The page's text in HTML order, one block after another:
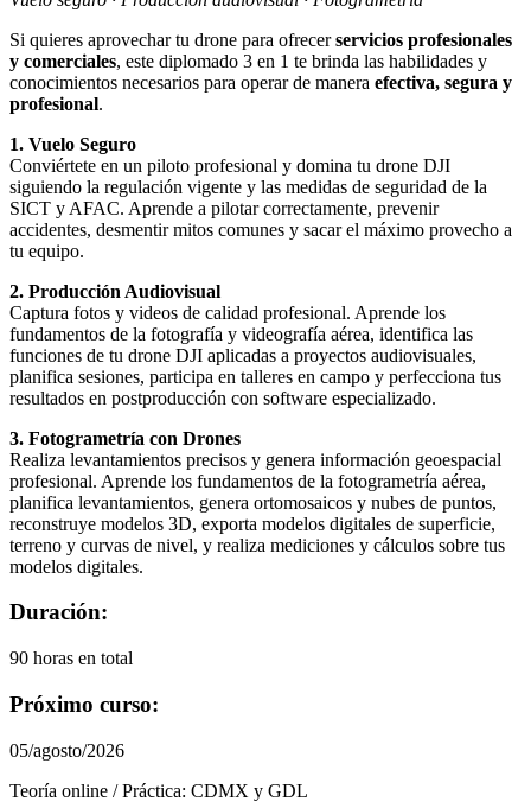
Si quieres aprovechar tu drone para ofrecerservicios profesionales
y comerciales, este diplomado 3 en 1 te brinda las habilidades y
conocimientos necesarios para operar de manera efectiva, segura y
profesional.
1. Vuelo Seguro
Conviértete en un piloto profesional y domina tu drone DJI
siguiendo la regulación vigente y las medidas de seguridad de la
SICT y AFAC. Aprende a pilotar correctamente, prevenir
accidentes, desmentir mitos comunes y sacar el máximo provecho a
tu equipo.
2. Producción Audiovisual
Captura fotos y videos de calidad profesional. Aprende los
fundamentos de la fotografía y videografía aérea, identifica las
funciones de tu drone DJI aplicadas a proyectos audiovisuales,
planifica sesiones, participa en talleres en campo y perfecciona tus
resultados en postproducción con software especializado.
3. Fotogrametría con Drones
Realiza levantamientos precisos y genera información geoespacial
profesional. Aprende los fundamentos de la fotogrametría aérea,
planifica levantamientos, genera ortomosaicos y nubes de puntos,
reconstruye modelos 3D, exporta modelos digitales de superficie,
terreno y curvas de nivel, y realiza mediciones y cálculos sobre tus
modelos digitales.
Duración:
90 horas en total
Próximo curso:
05/agosto/2026
Teoría online / Práctica: CDMX y GDL